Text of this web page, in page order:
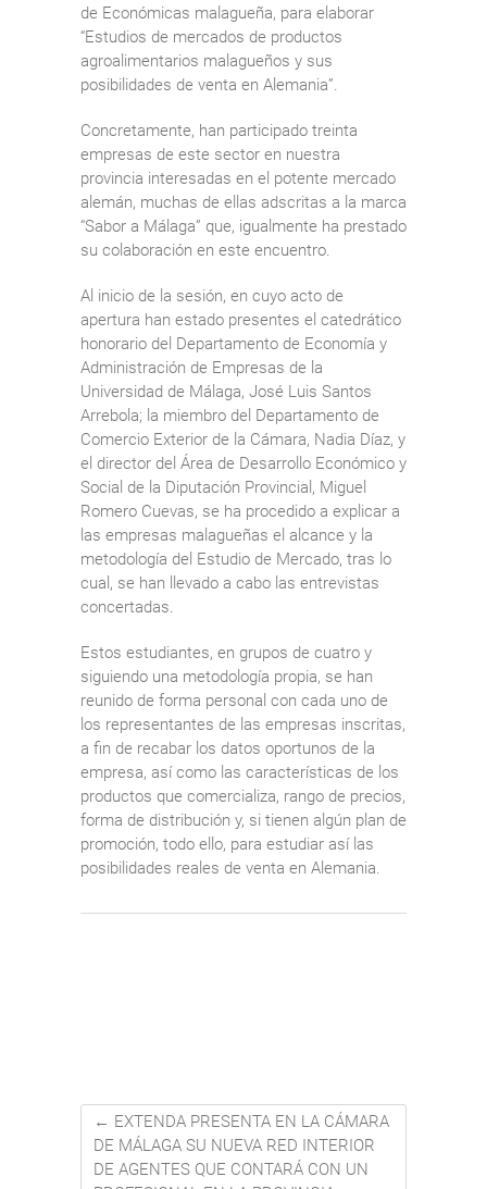
de Económicas malagueña, para elaborar
“Estudios de mercados de productos
agroalimentarios malagueños y sus
posibilidades de venta en Alemania”.
Concretamente, han participado treinta
empresas de este sector en nuestra
provincia interesadas en el potente mercado
alemán, muchas de ellas adscritas a la marca
“Sabor a Málaga” que, igualmente ha prestado
su colaboración en este encuentro.
Al inicio de la sesión, en cuyo acto de
apertura han estado presentes el catedrático
honorario del Departamento de Economía y
Administración de Empresas de la
Universidad de Málaga, José Luis Santos
Arrebola; la miembro del Departamento de
Comercio Exterior de la Cámara, Nadia Díaz, y
el director del Área de Desarrollo Económico y
Social de la Diputación Provincial, Miguel
Romero Cuevas, se ha procedido a explicar a
las empresas malagueñas el alcance y la
metodología del Estudio de Mercado, tras lo
cual, se han llevado a cabo las entrevistas
concertadas.
Estos estudiantes, en grupos de cuatro y
siguiendo una metodología propia, se han
reunido de forma personal con cada uno de
los representantes de las empresas inscritas,
a fin de recabar los datos oportunos de la
empresa, así como las características de los
productos que comercializa, rango de precios,
forma de distribución y, si tienen algún plan de
promoción, todo ello, para estudiar así las
posibilidades reales de venta en Alemania.
← EXTENDA PRESENTA EN LA CÁMARA
DE MÁLAGA SU NUEVA RED INTERIOR
DE AGENTES QUE CONTARÁ CON UN